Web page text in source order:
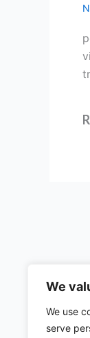
We
We use
serve